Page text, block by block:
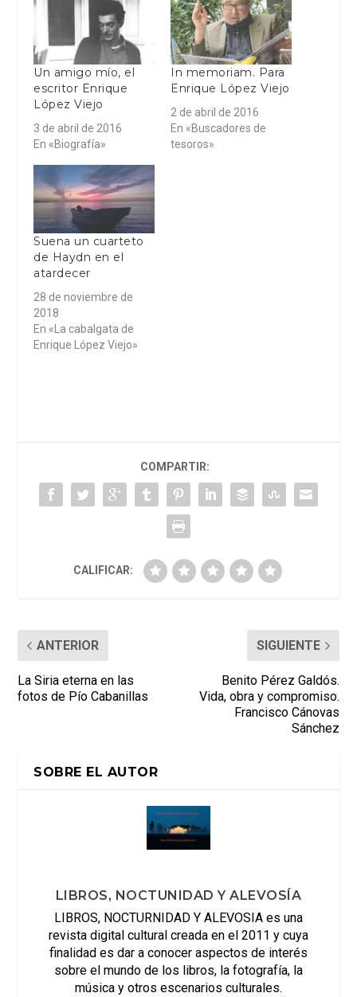
Un amigo mío, el
escritor Enrique
López Viejo
3 de abril de 2016
En «Biografía»
In memoriam. Para
Enrique López Viejo
2 de abril de 2016
En «Buscadores de
tesoros»
Suena un cuarteto
de Haydn en el
atardecer
28 de noviembre de
2018
En «La cabalgata de
Enrique López Viejo»
COMPARTIR:
CALIFICAR:
ANTERIOR
La Siria eterna en las
fotos de Pío Cabanillas
SIGUIENTE
Benito Pérez Galdós.
Vida, obra y compromiso.
Francisco Cánovas
Sánchez
SOBRE EL AUTOR
LIBROS, NOCTUNIDAD Y ALEVOSÍA
LIBROS, NOCTURNIDAD Y ALEVOSIA es una
revista digital cultural creada en el 2011 y cuya
finalidad es dar a conocer aspectos de interés
sobre el mundo de los libros, la fotografía, la
música y otros escenarios culturales.